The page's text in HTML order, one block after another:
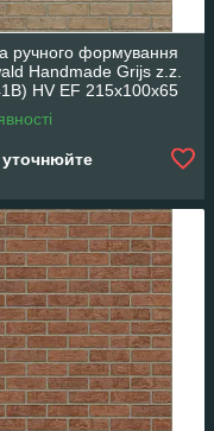
ручного формування
Handmade Grijs z.z.
HV EF 215x100x65
уточнюйте